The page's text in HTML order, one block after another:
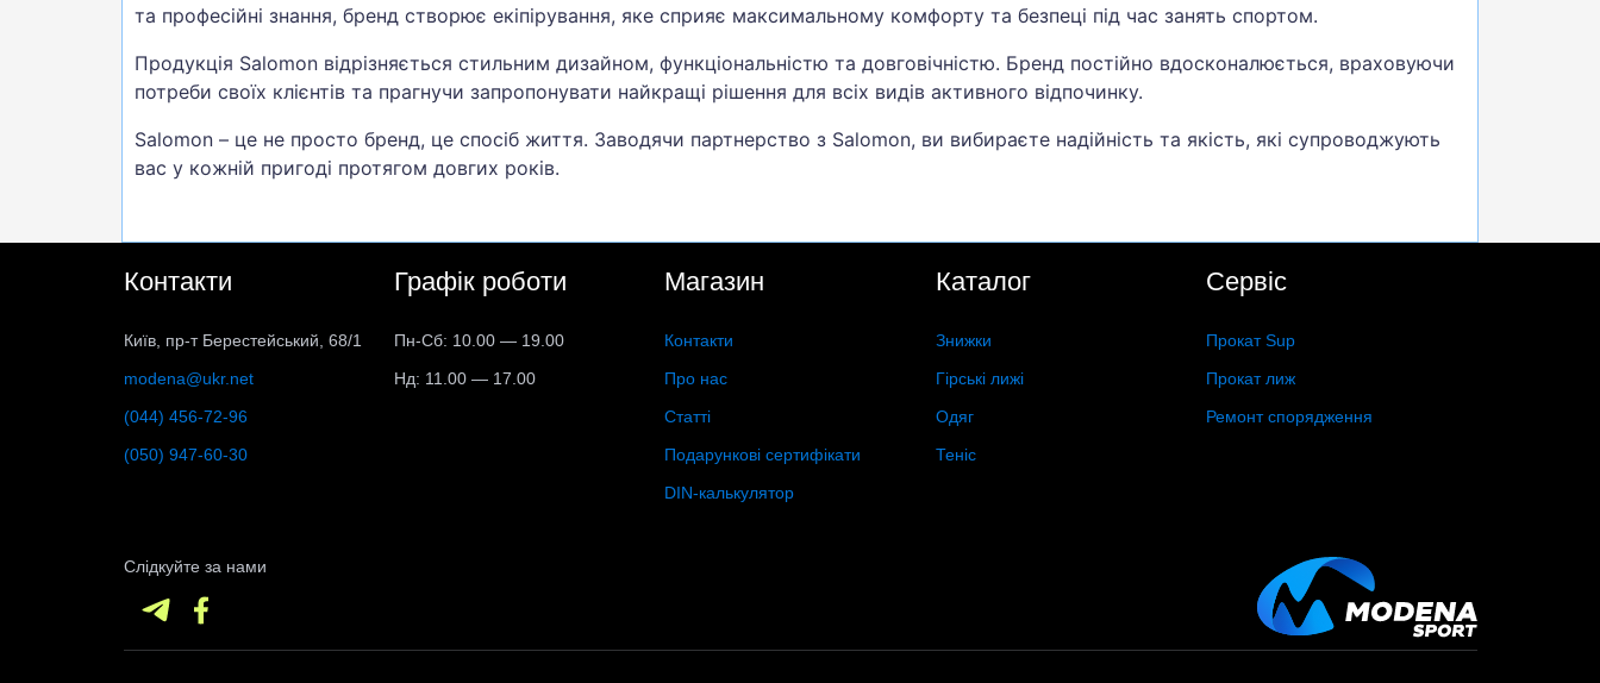
та професійні знання, бренд створює екіпірування, яке сприяє максимальному комфорту та безпеці під час занять спортом.
Продукція Salomon відрізняється стильним дизайном, функціональністю та довговічністю. Бренд постійно вдосконалюється, враховуючи
потреби своїх клієнтів та прагнучи запропонувати найкращі рішення для всіх видів активного відпочинку.
Salomon – це не просто бренд, це спосіб життя. Заводячи партнерство з Salomon, ви вибираєте надійність та якість, які супроводжують
вас у кожній пригоді протягом довгих років.
Контакти
Київ, пр-т Берестейський, 68/1
modena@ukr.net
(044) 456-72-96
(050) 947-60-30
Графік роботи
Пн-Сб: 10.00 — 19.00
Нд: 11.00 — 17.00
Магазин
Контакти
Про нас
Статті
Подарункові сертифікати
DIN-калькулятор
Каталог
Знижки
Гірські лижі
Одяг
Теніс
Сервіс
Прокат Sup
Прокат лиж
Ремонт спорядження
Слідкуйте за нами